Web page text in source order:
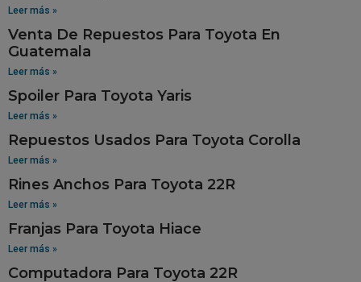
Leer más »
Venta De Repuestos Para Toyota En
Guatemala
Leer más »
Spoiler Para Toyota Yaris
Leer más »
Repuestos Usados Para Toyota Corolla
Leer más »
Rines Anchos Para Toyota 22R
Leer más »
Franjas Para Toyota Hiace
Leer más »
Computadora Para Toyota 22R